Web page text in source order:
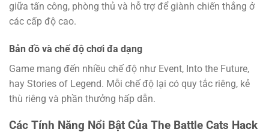
giữa tấn công, phòng thủ và hỗ trợ để giành chiến thắng ở
các cấp độ cao.
Bản đồ và chế độ chơi đa dạng
Game mang đến nhiều chế độ như Event, Into the Future,
hay Stories of Legend. Mỗi chế độ lại có quy tắc riêng, kẻ
thù riêng và phần thưởng hấp dẫn.
Các Tính Năng Nổi Bật Của The Battle Cats Hack